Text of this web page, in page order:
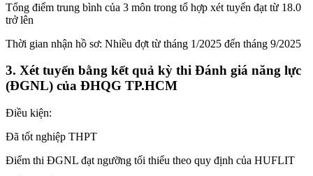
Tổng điểm trung bình của 3 môn trong tổ hợp xét tuyển đạt từ 18.0
trở lên
Thời gian nhận hồ sơ: Nhiều đợt từ tháng 1/2025 đến tháng 9/2025
3. Xét tuyển bằng kết quả kỳ thi Đánh giá năng lực
(ĐGNL) của ĐHQG TP.HCM
Điều kiện:
Đã tốt nghiệp THPT
Điểm thi ĐGNL đạt ngưỡng tối thiểu theo quy định của HUFLIT